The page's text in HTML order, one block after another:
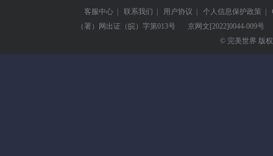
客服中心 | 联系我们 | 用户协议 | 个人信息保护政策 |
（署）网出证（皖）字第013号
京网文[2022]0044-009号
© 完美世界 版权